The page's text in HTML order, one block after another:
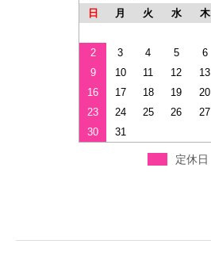
日
月 火 水 木
2
3 4 5 6
9
10 11 12 13
16
17 18 19 20
23
24 25 26 27
30
31
定休日